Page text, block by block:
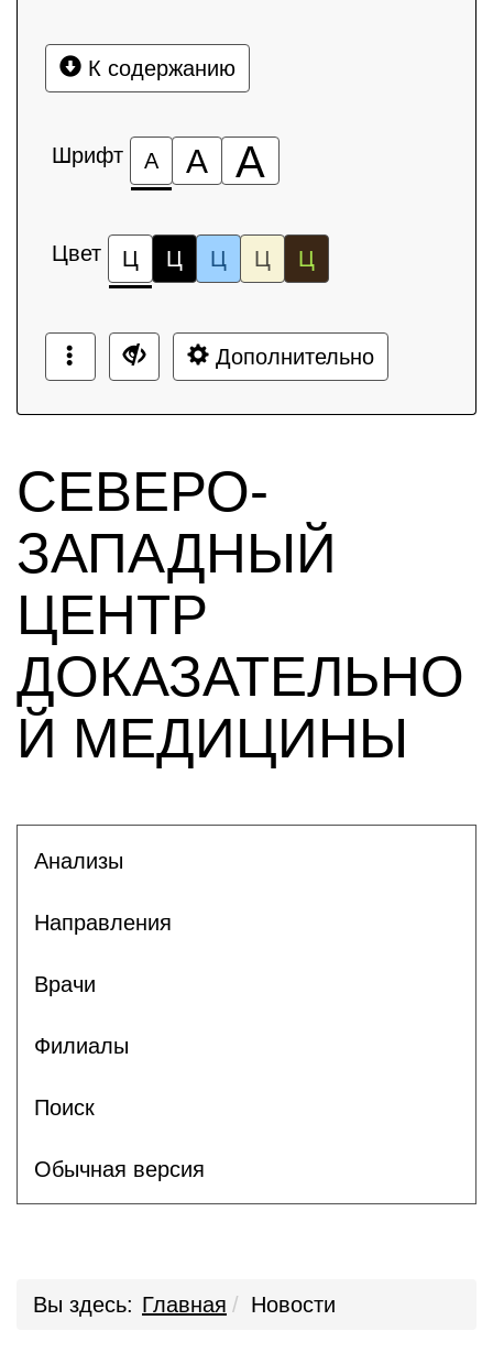
К содержанию
Шрифт А А А
Цвет Ц Ц Ц Ц Ц
Дополнительно
СЕВЕРО-
ЗАПАДНЫЙ
ЦЕНТР
ДОКАЗАТЕЛЬНО
Й МЕДИЦИНЫ
Анализы
Направления
Врачи
Филиалы
Поиск
Обычная версия
Вы здесь: Главная Новости